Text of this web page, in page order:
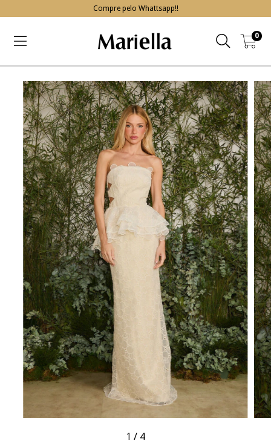
Compre pelo Whattsapp!!
0
1 / 4